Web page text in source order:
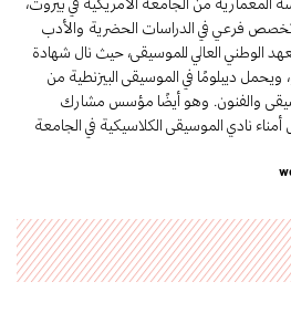
فرعي في الدراسات الحضرية والأدب
الوطني العالي للموسيقى، حيث نال شهادة
ويحمل ديبلومًا في الموسيقى البيزنطية من
والفنون. وهو أيضًا مؤسس مشارك
نادي الموسيقى الكلاسيكية في الجامعة